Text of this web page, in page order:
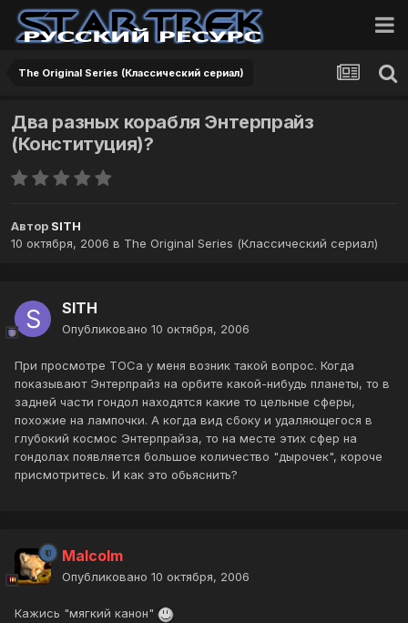
The Original Series (Классический сериал)
Два разных корабля Энтерпрайз
(Конституция)?
Автор SITH
10 октября, 2006 в The Original Series (Классический сериал)
SITH
Опубликовано 10 октября, 2006
При просмотре ТОСа у меня возник такой вопрос. Когда
показывают Энтерпрайз на орбите какой-нибудь планеты, то в
задней части гондол находятся какие то цельные сферы,
похожие на лампочки. А когда вид сбоку и удаляющегося в
глубокий космос Энтерпрайза, то на месте этих сфер на
гондолах появляется большое количество "дырочек", короче
присмотритесь. И как это обьяснить?
Malcolm
Опубликовано 10 октября, 2006
Кажись "мягкий канон"